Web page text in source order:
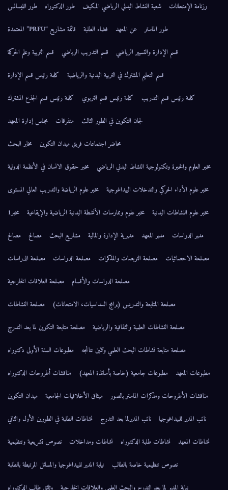
رزنامة الإمتحانات
شعبة النشاط البدني الرياضي المكيف طور الدكتوراه
طور الليسانس
طور الماستر
عن المعهد فضاء الطلبة
قائمة مشاريع “PRFU” المعتمدة
قسم الإدارة والتسيير الرياضي
قسم التدريب الرياضي
قسم التربية وعلم الحركة
قسم التعليم المشترك في التربية البدنية والرياضية
كلمة رئيس قسم الإدارة
كلمة رئيس قسم التدريب
كلمة رئيس قسم التربوي
كلمة رئيس قسم الجذع المشترك
لجان التكوين في الطور الثالث
متفرقات
مجلس إدارة المعهد
محاضر اجتماعات فريق ميدان التكوين
مخابر البحث
مخبر العلوم والخبرة وتكنولوجية النشاط البدني الرياضي
مخبر حقوق الانسان في الأنظمة الدولية
مخبر علوم الأداء الحركي والتدخلات البيداغوجية
مخبر علوم الرياضة والتدريب العالي المستوى
مخبر علوم النشاطات البدنية
مخبر علوم وممارسات الأنشطة البدنية الرياضية والإيقاعية
مخبر1
مدير الدراسات
مدير المعهد مديرية الإدارة والمالية مشاريع البحث مصالح
مصالح
مصلحة الاحصائيات
مصلحة التربصات والمذكرات مصلحة الدراسات
مصلحة الدراسات
مصلحة الدراسات والأقسام
مصلحة العلاقات الخارجية
مصلحة المتابعة والتدريس (برامج السداسيات، الامتحانات)
مصلحة النشاطات
مصلحة النشاطات العلمية والثقافية والرياضية
مصلحة متابعة التكوين لما بعد التدرج
مصلحة متابعة نشاطات البحث العلمي وتثمين نتائجه
مطبوعات السنة الأولى دكتوراه
مطبوعات المعهد
مطبوعات جامعية (خاصة بأساتذة المعهد)
مناقشات أطروحات الدكتوراه
مناقشات الأطروحات ومذكرات الماستر بالصور
ميثاق الأخلاقيات الجامعية
ميدان التكوين
نائب المدير للبيداغوجيا
نائب المديرلما بعد التدرج
نشاطات الطلبة في الطورين الأول والثاني
نشاطات المعهد
نشاطات طلبة الدكتوراه نشاطات ومداخلات
نصوص تشريعية وتنظيمية
نصوص تنظيمية خاصة بالطالب
نيابة المدير للبيداغوجيا والمسائل المرتبطة بالطلبة